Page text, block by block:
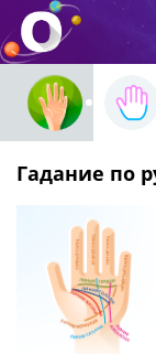
Гадание по